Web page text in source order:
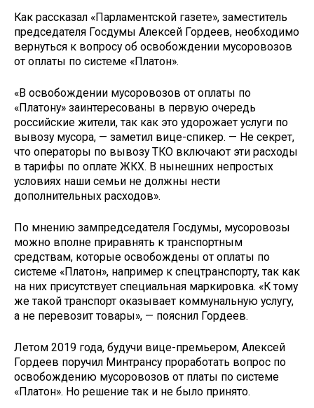
Как рассказал «Парламентской газете», заместитель
председателя Госдумы Алексей Гордеев, необходимо
вернуться к вопросу об освобождении мусоровозов
от оплаты по системе «Платон».
«В освобождении мусоровозов от оплаты по
«Платону» заинтересованы в первую очередь
российские жители, так как это удорожает услуги по
вывозу мусора, — заметил вице-спикер. — Не секрет,
что операторы по вывозу ТКО включают эти расходы
в тарифы по оплате ЖКХ. В нынешних непростых
условиях наши семьи не должны нести
дополнительных расходов».
По мнению зампредседателя Госдумы, мусоровозы
можно вполне приравнять к транспортным
средствам, которые освобождены от оплаты по
системе «Платон», например к спецтранспорту, так как
на них присутствует специальная маркировка. «К тому
же такой транспорт оказывает коммунальную услугу,
а не перевозит товары», — пояснил Гордеев.
Летом 2019 года, будучи вице-премьером, Алексей
Гордеев поручил Минтрансу проработать вопрос по
освобождению мусоровозов от платы по системе
«Платон». Но решение так и не было принято.